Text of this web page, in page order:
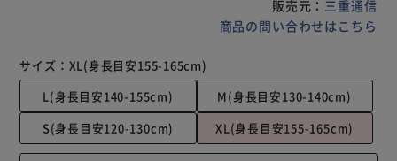
販売元： 三重通信
商品の問い合わせはこちら
サイズ： XL(身長目安155-165cm)
L(身長目安140-155cm)
M(身長目安130-140cm)
S(身長目安120-130cm)
XL(身長目安155-165cm)